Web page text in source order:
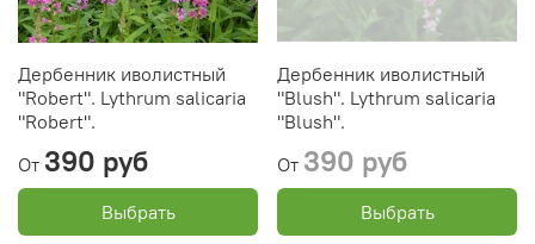
Дербенник иволистный
"Robert". Lythrum salicaria
"Robert".
От 390 руб
Выбрать
Дербенник иволистный
"Blush". Lythrum salicaria
"Blush".
От 390 руб
Выбрать